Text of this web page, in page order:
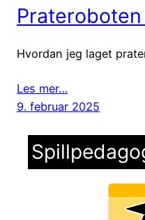
Hvordan jeg laget
Les mer…
9. februar 2025